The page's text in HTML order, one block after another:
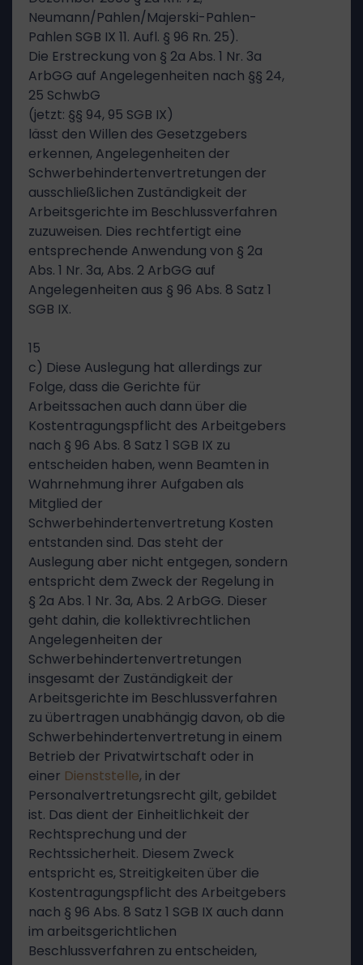
Neumann/Pahlen/Majerski-Pahlen-
Pahlen SGB IX 11. Aufl. § 96 Rn. 25).
Die Erstreckung von § 2a Abs. 1 Nr. 3a
ArbGG auf Angelegenheiten nach §§ 24,
25 SchwbG
(jetzt: §§ 94, 95 SGB IX)
lässt den Willen des Gesetzgebers
erkennen, Angelegenheiten der
Schwerbehindertenvertretungen der
ausschließlichen Zuständigkeit der
Arbeitsgerichte im Beschlussverfahren
zuzuweisen. Dies rechtfertigt eine
entsprechende Anwendung von § 2a
Abs. 1 Nr. 3a, Abs. 2 ArbGG auf
Angelegenheiten aus § 96 Abs. 8 Satz 1
SGB IX.
15
c) Diese Auslegung hat allerdings zur
Folge, dass die Gerichte für
Arbeitssachen auch dann über die
Kostentragungspflicht des Arbeitgebers
nach § 96 Abs. 8 Satz 1 SGB IX zu
entscheiden haben, wenn Beamten in
Wahrnehmung ihrer Aufgaben als
Mitglied der
Schwerbehindertenvertretung Kosten
entstanden sind. Das steht der
Auslegung aber nicht entgegen, sondern
entspricht dem Zweck der Regelung in
§ 2a Abs. 1 Nr. 3a, Abs. 2 ArbGG. Dieser
geht dahin, die kollektivrechtlichen
Angelegenheiten der
Schwerbehindertenvertretungen
insgesamt der Zuständigkeit der
Arbeitsgerichte im Beschlussverfahren
zu übertragen unabhängig davon, ob die
Schwerbehindertenvertretung in einem
Betrieb der Privatwirtschaft oder in
einer Dienststelle, in der
Personalvertretungsrecht gilt, gebildet
ist. Das dient der Einheitlichkeit der
Rechtsprechung und der
Rechtssicherheit. Diesem Zweck
entspricht es, Streitigkeiten über die
Kostentragungspflicht des Arbeitgebers
nach § 96 Abs. 8 Satz 1 SGB IX auch dann
im arbeitsgerichtlichen
Beschlussverfahren zu entscheiden,